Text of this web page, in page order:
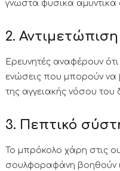
γνωστά φυσικά αμυντικά
2.
Ερευνητές αναφέρουν
ενώσεις που μπορούν να
της αγγειακής νόσου του
3. Πεπτικό
Το μπρόκολο χάρη στις
σουλφοραφάνη βοηθούν